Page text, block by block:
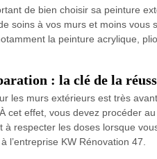
de bien choisir sa peinture
soins à vos murs et moins vous
la peinture acrylique,
: la clé de la
les murs extérieurs est très
cet effet, vous devez procéder
à respecter les doses lorsque
l’entreprise KW Rénovation 47.